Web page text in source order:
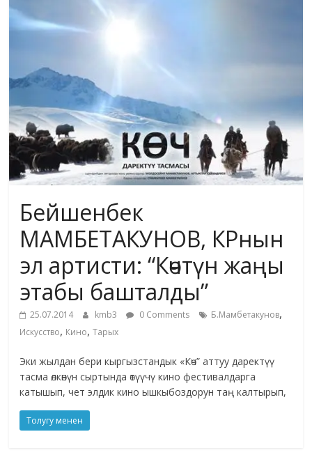
жана
адабияты
Бейшенбек
МАМБЕТАКУНОВ, КРнын
эл артисти: “Көчтүн жаңы
этабы башталды”
25.07.2014 kmb3 0 Comments Б.Мамбетакунов,
Искусство, Кино,Тарых
Эки жылдан бери кыргызстандык «Көч” аттуу даректүү
тасма өлкөнүн сыртында өтүүчү кино фестивалдарга
катышып, чет элдик кино ышкыбоздорун таң калтырып,
Толугу менен